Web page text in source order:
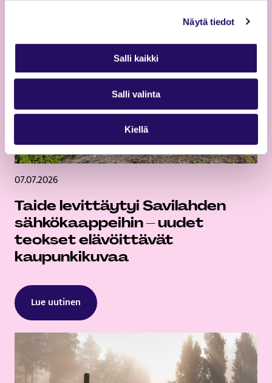
Näytä tiedot
Salli kaikki
Salli valinta
Kiellä
07.07.2026
Taide levittäytyi Savilahden
sähkökaappeihin – uudet
teokset elävöittävät
kaupunkikuvaa
Lue uutinen